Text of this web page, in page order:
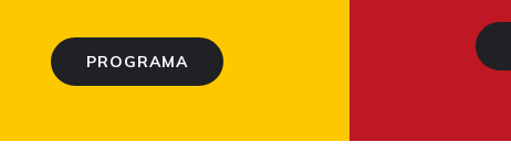
PROGRAMA